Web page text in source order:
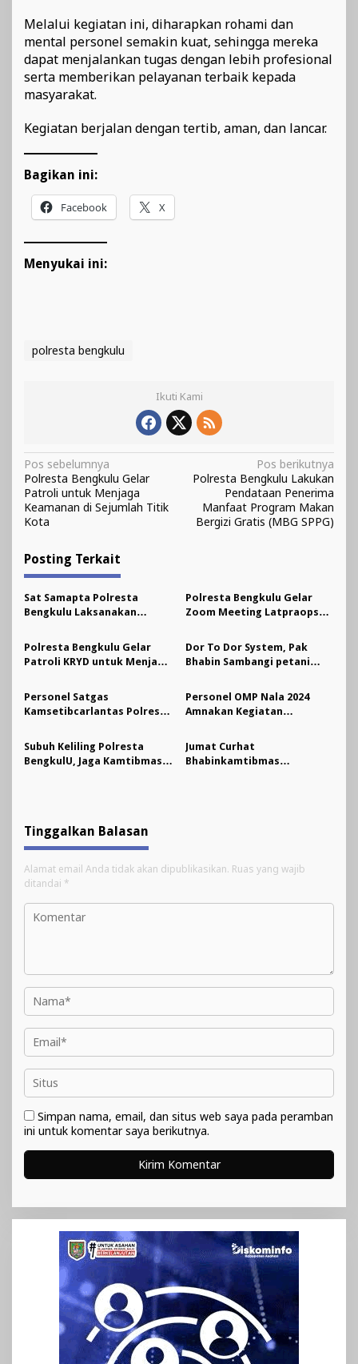
Melalui kegiatan ini, diharapkan rohami dan
mental personel semakin kuat, sehingga mereka
dapat menjalankan tugas dengan lebih profesional
serta memberikan pelayanan terbaik kepada
masyarakat.
Kegiatan berjalan dengan tertib, aman, dan lancar.
Bagikan ini:
Facebook X
Menyukai ini:
polresta bengkulu
Ikuti Kami
Navigasi
pos
Pos sebelumnya
Polresta Bengkulu Gelar
Patroli untuk Menjaga
Keamanan di Sejumlah Titik
Kota
Pos berikutnya
Polresta Bengkulu Lakukan
Pendataan Penerima
Manfaat Program Makan
Bergizi Gratis (MBG SPPG)
Posting Terkait
Sat Samapta Polresta
Bengkulu Laksanakan
Kejahatan dan Berikan
Himbauan Kamtibmas
Polresta Bengkulu Gelar
Zoom Meeting Latpraops
Polresta Bengkulu Gelar
Patroli KRYD untuk Menjaga
Dor To Dor System, Pak
Bhabin Sambangi petani
Personel Satgas
Kamsetibcarlantas Polresta
Pengamanan dan
Pengaturan Lalin Debat
Paslon Bupati dan Wakil
Personel OMP Nala 2024
Amnakan Kegiatan
Calon Walikota No Urut 2
Subuh Keliling Polresta
BengkulU, Jaga Kamtibmas
Jumat Curhat
Bhabinkamtibmas
Tinggalkan Balasan
Alamat email Anda tidak akan dipublikasikan. Ruas yang wajib
ditandai *
Simpan nama, email, dan situs web saya pada peramban
ini untuk komentar saya berikutnya.